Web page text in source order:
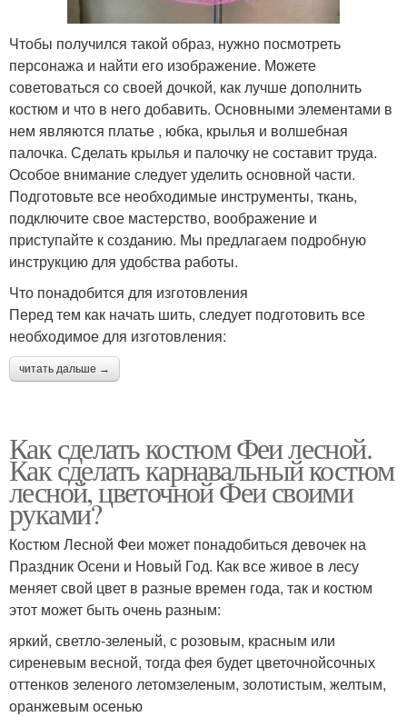
Чтобы получился такой образ, нужно посмотреть
персонажа и найти его изображение. Можете
советоваться со своей дочкой, как лучше дополнить
костюм и что в него добавить. Основными элементами в
нем являются платье , юбка, крылья и волшебная
палочка. Сделать крылья и палочку не составит труда.
Особое внимание следует уделить основной части.
Подготовьте все необходимые инструменты, ткань,
подключите свое мастерство, воображение и
приступайте к созданию. Мы предлагаем подробную
инструкцию для удобства работы.
Что понадобится для изготовления
Перед тем как начать шить, следует подготовить все
необходимое для изготовления:
читать дальше →
Как сделать костюм Феи лесной.
Как сделать карнавальный костюм
лесной, цветочной Феи своими
руками?
Костюм Лесной Феи может понадобиться девочек на
Праздник Осени и Новый Год. Как все живое в лесу
меняет свой цвет в разные времен года, так и костюм
этот может быть очень разным:
яркий, светло-зеленый, с розовым, красным или
сиреневым весной, тогда фея будет цветочнойсочных
оттенков зеленого летомзеленым, золотистым, желтым,
оранжевым осенью